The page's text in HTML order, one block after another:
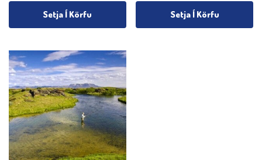
Setja Í Körfu Setja Í Körfu